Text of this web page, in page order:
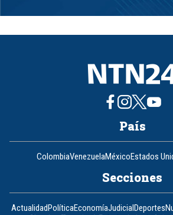
8
País
ColombiaVenezuelaMéxicoEstados
Secciones
ActualidadPolíticaEconomíaJudicialDeportes